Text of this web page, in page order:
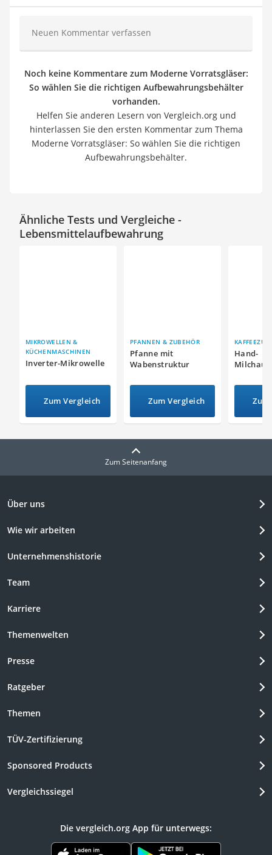
Neuen Kommentar verfassen
Noch keine Kommentare zum Moderne Vorratsgläser:
So wählen Sie die richtigen Aufbewahrungsbehälter
vorhanden.
Helfen Sie anderen Lesern von Vergleich.org und
hinterlassen Sie den ersten Kommentar zum Thema
Moderne Vorratsgläser: So wählen Sie die richtigen
Aufbewahrungsbehälter.
Ähnliche Tests und Vergleiche -
Lebensmittelaufbewahrung
MIKROWELLEN &
KÜCHENMASCHINEN
Inverter-Mikrowelle
Zum Vergleich
PFANNEN & ZUBEHÖR
Pfanne mit
Wabenstruktur
Zum Vergleich
Hand-
Zum Seitenanfang
Über uns
Wie wir arbeiten
Unternehmenshistorie
Team
Karriere
Themenwelten
Presse
Ratgeber
Themen
TÜV-Zertifizierung
Sponsored Products
Vergleichssiegel
Die vergleich.org App für unterwegs: